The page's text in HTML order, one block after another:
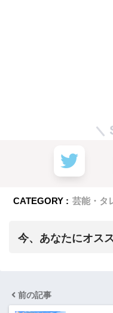
CATEGORY : 芸能・タ
今、あなたにオス
前の記事